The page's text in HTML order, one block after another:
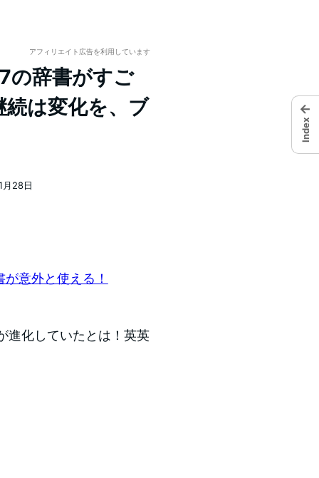
アフィリエイト広告を利用しています
の辞書がすご
は変化を、ブ
月28日
意外と使える！
進化していたとは！英英
←
Index